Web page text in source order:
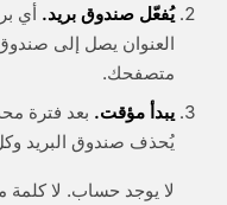
يُفعّل صندوق بريد. أي
العنوان يصل إلى
متصفحك.
يبدأ مؤقت.
يُحذف صندوق البريد وكل
لا يوجد حساب. لا كلمة